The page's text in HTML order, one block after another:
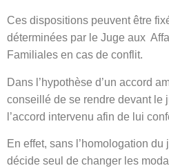
Ces dispositions peuvent être
déterminées par le Juge aux
Familiales en cas de conflit.
Dans l’hypothèse d’un accord
conseillé de se rendre devant le
l’accord intervenu afin de lui
En effet, sans l’homologation du
décide seul de changer les